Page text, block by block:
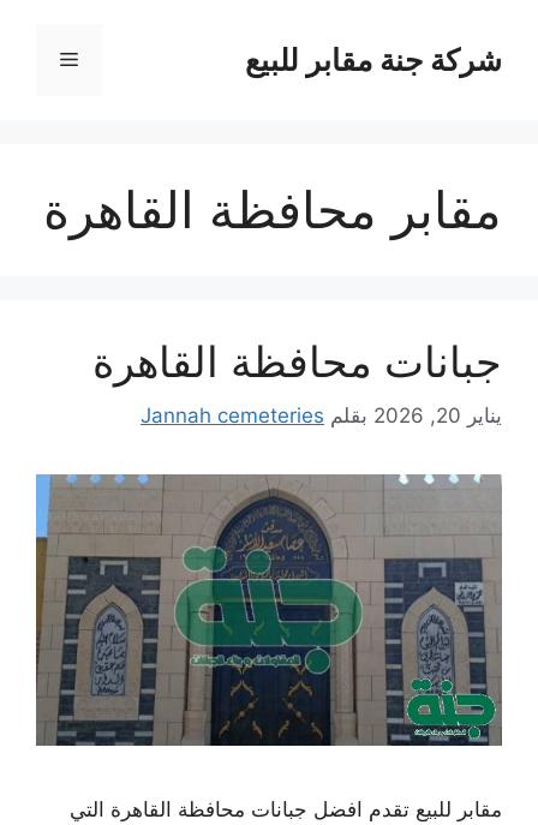
المحتوىشركة جنة مقابر للبيع القائمة
مقابر محافظة القاهرة
جبانات محافظة القاهرة
يناير 20, 2026 بقلم Jannah cemeteries
مقابر للبيع تقدم افضل جبانات محافظة القاهرة التي